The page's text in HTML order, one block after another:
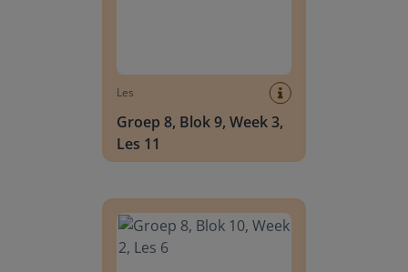
Les
Groep 8, Blok 9, Week 3,
Les 11